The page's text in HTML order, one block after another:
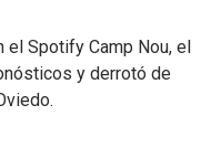
el Spotify Camp Nou, el
y derrotó de